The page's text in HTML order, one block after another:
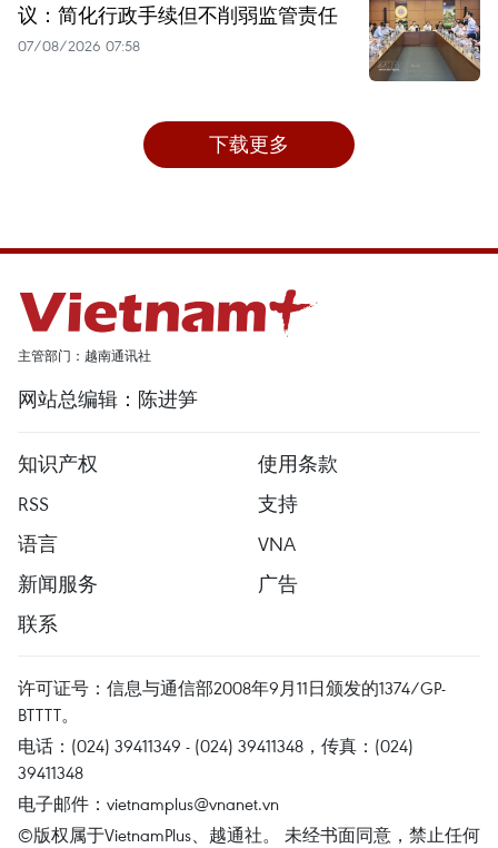
议：简化行政手续但不削弱监管责任
07/08/2026 07:58
下载更多
主管部门：越南通讯社
网站总编辑：陈进笋
知识产权
使用条款
RSS
支持
语言
VNA
新闻服务
广告
联系
许可证号：信息与通信部2008年9月11日颁发的1374/GP-
BTTTT。
电话：(024) 39411349 - (024) 39411348，传真：(024)
39411348
电子邮件： vietnamplus@vnanet.vn
©版权属于VietnamPlus、越通社。 未经书面同意，禁止任何